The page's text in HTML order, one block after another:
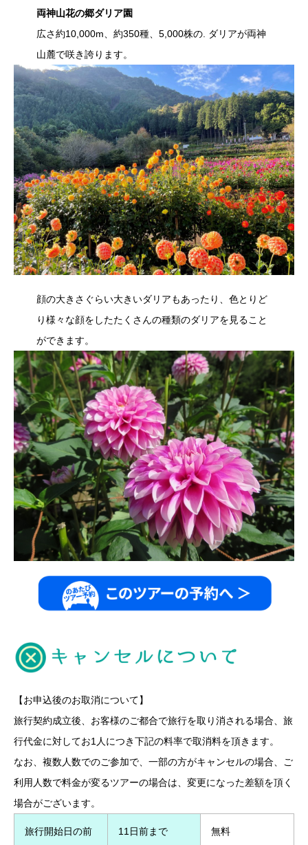
両神山花の郷ダリア園
広さ約10,000m、約350種、5,000株の. ダリアが両神
山麓で咲き誇ります。
顔の大きさぐらい大きいダリアもあったり、色とりど
り様々な顔をしたたくさんの種類のダリアを見ること
ができます。
【お申込後のお取消について】
旅行契約成立後、お客様のご都合で旅行を取り消される場合、旅
行代金に対してお1人につき下記の料率で取消料を頂きます。
なお、複数人数でのご参加で、一部の方がキャンセルの場合、ご
利用人数で料金が変るツアーの場合は、変更になった差額を頂く
場合がございます。
旅行開始日の前
11日前まで 無料